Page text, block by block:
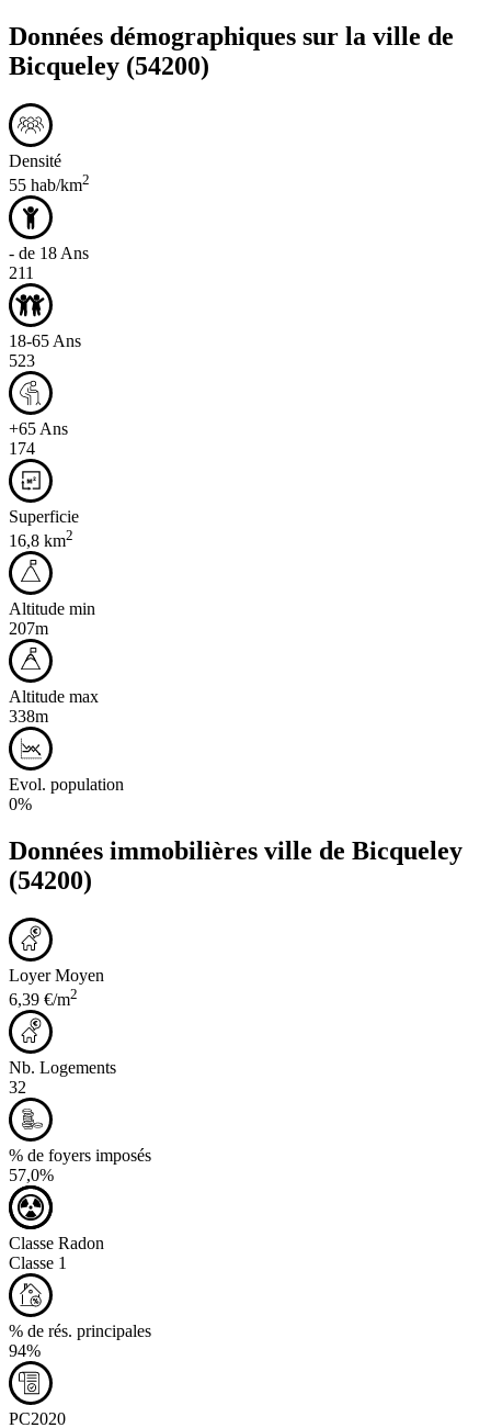
Données démographiques sur la ville de
Bicqueley (54200)
Densité
55 hab/km2
- de 18 Ans
211
18-65 Ans
523
+65 Ans
174
Superficie
16,8 km2
Altitude min
207m
Altitude max
338m
Evol. population
0%
Données immobilières ville de Bicqueley
(54200)
Loyer Moyen
6,39 €/m2
Nb. Logements
32
% de foyers imposés
57,0%
Classe Radon
Classe 1
% de rés. principales
94%
PC2020